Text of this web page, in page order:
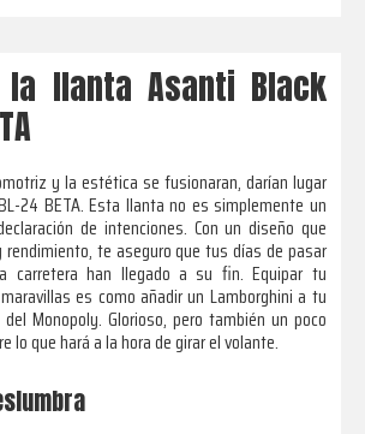
la llanta Asanti Black
y la estética se fusionaran, darían lugar
24 BETA. Esta llanta no es simplemente un
de intenciones. Con un diseño que
te aseguro que tus días de pasar
carretera han llegado a su fin. Equipar tu
es como añadir un Lamborghini a tu
Monopoly. Glorioso, pero también un poco
lo que hará a la hora de girar el volante.